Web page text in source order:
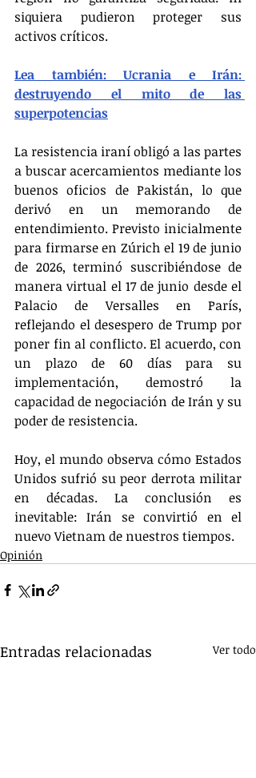
siquiera pudieron proteger sus
activos críticos.
Lea también: Ucrania e Irán:
destruyendo el mito de las
superpotencias
La resistencia iraní obligó a las partes
a buscar acercamientos mediante los
buenos oficios de Pakistán, lo que
derivó en un memorando de
entendimiento. Previsto inicialmente
para firmarse en Zúrich el 19 de junio
de 2026, terminó suscribiéndose de
manera virtual el 17 de junio desde el
Palacio de Versalles en París,
reflejando el desespero de Trump por
poner fin al conflicto. El acuerdo, con
un plazo de 60 días para su
implementación, demostró la
capacidad de negociación de Irán y su
poder de resistencia.
Hoy, el mundo observa cómo Estados
Unidos sufrió su peor derrota militar
en décadas. La conclusión es
inevitable: Irán se convirtió en el
nuevo Vietnam de nuestros tiempos.
Opinión
Entradas relacionadas Ver todo